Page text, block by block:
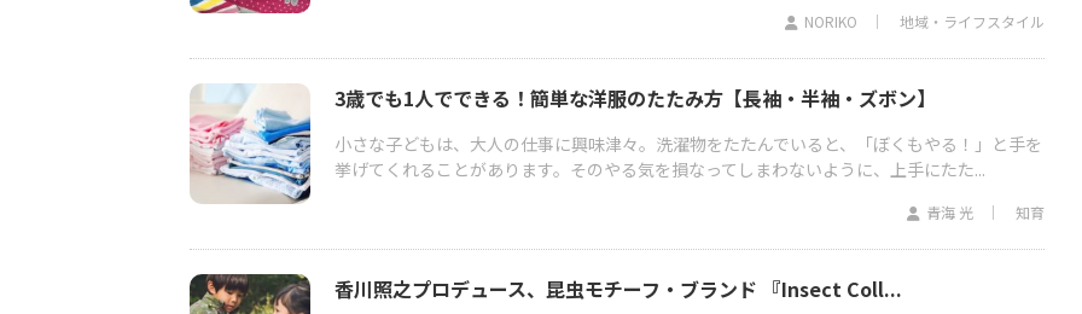
NORIKO 地域・ライフスタイル
3歳でも1人でできる！簡単な洋服のたたみ方【長袖・半袖・ズボン】
小さな子どもは、大人の仕事に興味津々。洗濯物をたたんでいると、「ぼくもやる！」と手を
挙げてくれることがあります。そのやる気を損なってしまわないように、上手にたた...
青海 光 知育
香川照之プロデュース、昆虫モチーフ・ブランド 『Insect Coll...